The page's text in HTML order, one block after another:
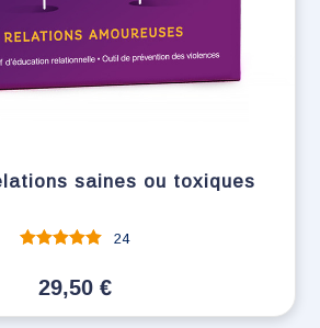
saines ou toxiques
24
29,50€